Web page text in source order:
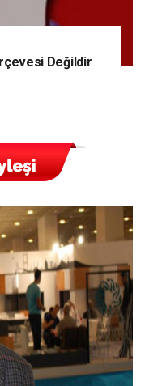
Değildir